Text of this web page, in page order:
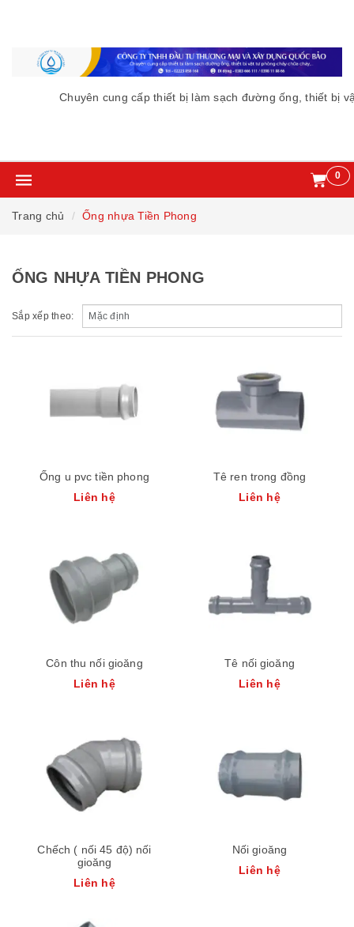
Chuyên cung cấp thiết bị làm sạch đường ống, thiết bị
0
Trang chủ Ống nhựa Tiền Phong
ỐNG NHỰA TIỀN PHONG
Sắp xếp theo:
Ống u pvc tiền phong
Liên hệ
Tê ren trong đồng
Liên hệ
Côn thu nối gioăng
Liên hệ
Tê nối gioăng
Liên hệ
Chếch ( nối 45 độ) nối
gioăng
Liên hệ
Nối gioăng
Liên hệ